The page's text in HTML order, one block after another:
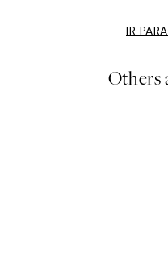
IR
Others